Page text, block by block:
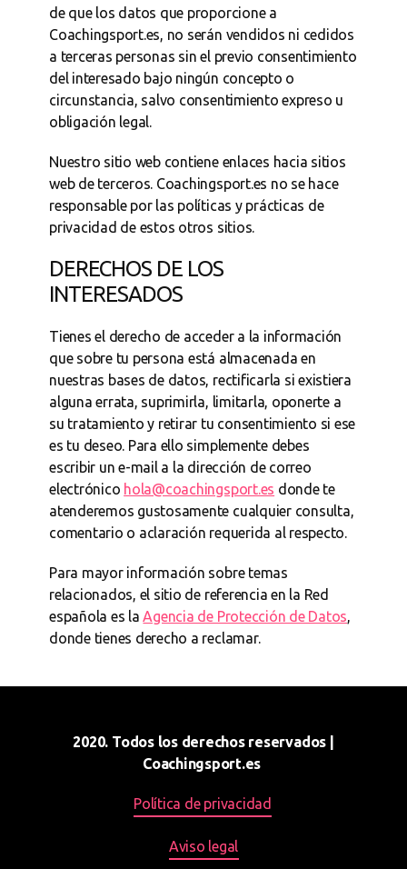
de que los datos que proporcione a
Coachingsport.es, no serán vendidos ni cedidos
a terceras personas sin el previo consentimiento
del interesado bajo ningún concepto o
circunstancia, salvo consentimiento expreso u
obligación legal.
Nuestro sitio web contiene enlaces hacia sitios
web de terceros. Coachingsport.es no se hace
responsable por las políticas y prácticas de
privacidad de estos otros sitios.
DERECHOS DE LOS
INTERESADOS
Tienes el derecho de acceder a la información
que sobre tu persona está almacenada en
nuestras bases de datos, rectificarla si existiera
alguna errata, suprimirla, limitarla, oponerte a
su tratamiento y retirar tu consentimiento si ese
es tu deseo. Para ello simplemente debes
escribir un e-mail a la dirección de correo
electrónico hola@coachingsport.es donde te
atenderemos gustosamente cualquier consulta,
comentario o aclaración requerida al respecto.
Para mayor información sobre temas
relacionados, el sitio de referencia en la Red
española es laAgencia de Protección de Datos,
donde tienes derecho a reclamar.
2020. Todos los derechos reservados |
Coachingsport.es
Política de privacidad
Aviso legal